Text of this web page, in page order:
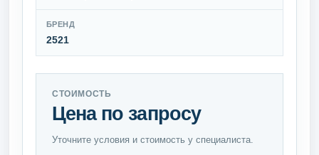
БРЕНД
2521
СТОИМОСТЬ
Цена по запросу
Уточните условия и стоимость у специалиста.